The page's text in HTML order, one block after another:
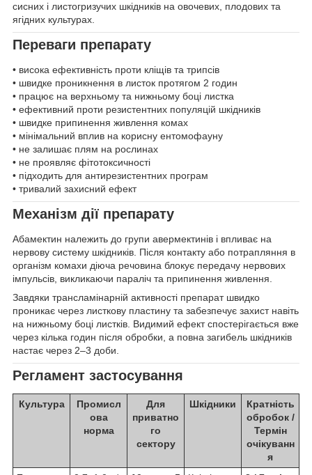
сисних і листогризучих шкідників на овочевих, плодових та
ягідних культурах.
Переваги препарату
• висока ефективність проти кліщів та трипсів
• швидке проникнення в листок протягом 2 годин
• працює на верхньому та нижньому боці листка
• ефективний проти резистентних популяцій шкідників
• швидке припинення живлення комах
• мінімальний вплив на корисну ентомофауну
• не залишає плям на рослинах
• не проявляє фітотоксичності
• підходить для антирезистентних програм
• тривалий захисний ефект
Механізм дії препарату
Абамектин належить до групи авермектинів і впливає на
нервову систему шкідників. Після контакту або потрапляння в
організм комахи діюча речовина блокує передачу нервових
імпульсів, викликаючи параліч та припинення живлення.
Завдяки трансламінарній активності препарат швидко
проникає через листкову пластину та забезпечує захист навіть
на нижньому боці листків. Видимий ефект спостерігається вже
через кілька годин після обробки, а повна загибель шкідників
настає через 2–3 доби.
Регламент застосування
Культура
Промисл
ова
норма
Для
приватно
го
сектору
Шкідники
Кратність
обробок /
Термін
очікуванн
я